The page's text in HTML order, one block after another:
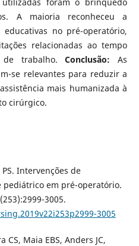
A maioria reconheceu a
no pré-operatório,
relacionadas ao tempo
de trabalho.Conclusão: As
se relevantes para reduzir a
mais humanizada à
cirúrgico.
PS. Intervenções de
em pré-operatório.
3005.
3005
CS, Maia EBS, Anders JC,